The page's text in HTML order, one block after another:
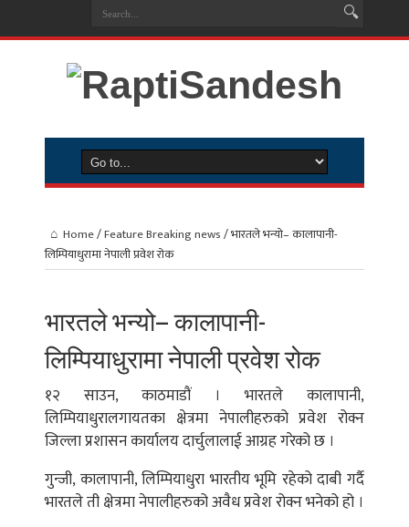
Home/Feature Breaking news/भारतले भन्यो– कालापानी-
लिम्पियाधुरामा नेपाली प्रवेश रोक
भारतले भन्यो– कालापानी-
लिम्पियाधुरामा नेपाली प्रवेश रोक
१२ साउन, काठमाडौं । भारतले कालापानी,
लिम्पियाधुरालगायतका क्षेत्रमा नेपालीहरुको प्रवेश रोक्न
जिल्ला प्रशासन कार्यालय दार्चुलालाई आग्रह गरेको छ ।
गुन्जी, कालापानी, लिम्पियाधुरा भारतीय भूमि रहेको दाबी गर्दै
भारतले ती क्षेत्रमा नेपालीहरुको अवैध प्रवेश रोक्न भनेको हो ।